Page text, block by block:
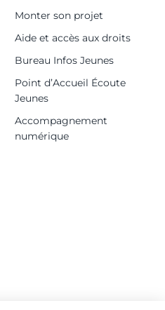
Monter son projet
Aide et accès aux droits
Bureau Infos Jeunes
Point d’Accueil Écoute
Jeunes
Accompagnement
numérique